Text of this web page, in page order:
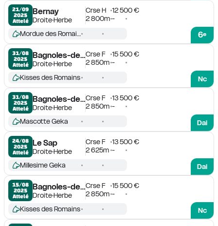
21/09
2025
Attelé
Bernay
DroiteHerbe
Crse H
12 500 €
2 800m -
6e
Mordue des Romains
31/08
2025
Attelé
Bagnoles-de-l'Orne
DroiteHerbe
Crse F
15 500 €
2 850m -
Nc
Kisses des Romains
31/08
2025
Attelé
Bagnoles-de-l'Orne
DroiteHerbe
Crse F
13 500 €
2 850m -
Dai
Mascotte Geka
24/08
2025
Attelé
Le Sap
DroiteHerbe
Crse F
13 500 €
2 625m -
Dai
Millesime Geka
15/08
2025
Attelé
Bagnoles-de-l'Orne
DroiteHerbe
Crse F
15 500 €
2 850m -
Nc
Kisses des Romains